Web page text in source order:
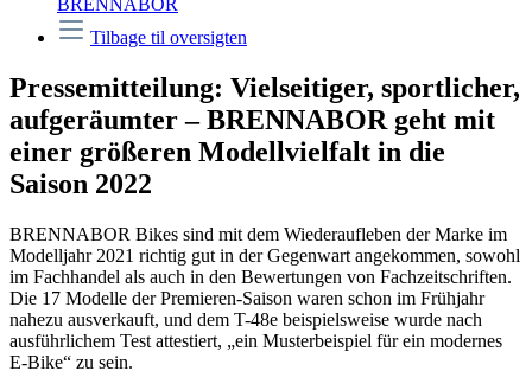
Tilbage til oversigten
Pressemitteilung: Vielseitiger, sportlicher,
aufgeräumter – BRENNABOR geht mit
einer größeren Modellvielfalt in die
Saison 2022
BRENNABOR Bikes sind mit dem Wiederaufleben der Marke im
Modelljahr 2021 richtig gut in der Gegenwart angekommen, sowohl
im Fachhandel als auch in den Bewertungen von Fachzeitschriften.
Die 17 Modelle der Premieren-Saison waren schon im Frühjahr
nahezu ausverkauft, und dem T-48e beispielsweise wurde nach
ausführlichem Test attestiert, „ein Musterbeispiel für ein modernes
E-Bike“ zu sein.